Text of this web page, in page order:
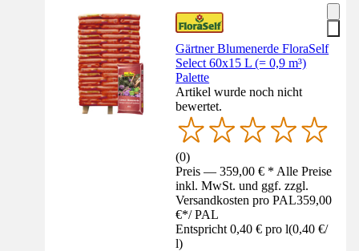
Gärtner Blumenerde FloraSelf
Select 60x15 L (= 0,9 m³)
Palette
Artikel wurde noch nicht
bewertet.
(0)
Preis — 359,00 € * Alle Preise
inkl. MwSt. und ggf. zzgl.
Versandkosten pro PAL359,00
€*/ PAL
Entspricht 0,40 € pro l(0,40 €/
l)